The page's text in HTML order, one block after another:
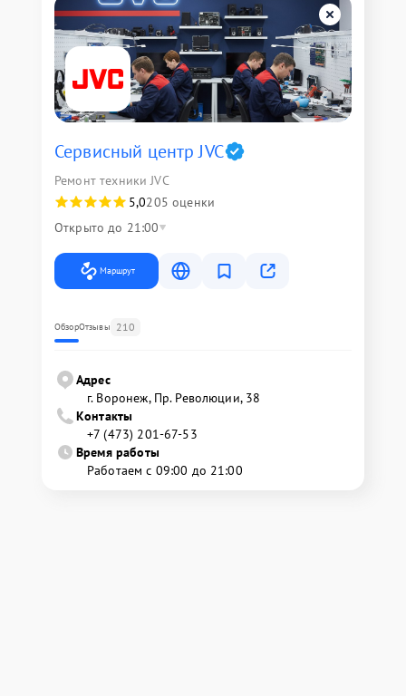
Сервисный центр JVC
Ремонт техники JVC
5,0205 оценки
Открыто до 21:00
Маршрут
ОбзорОтзывы 210
Адрес
г. Воронеж, Пр. Революции, 38
Контакты
+7 (473) 201-67-53
Время работы
Работаем с 09:00 до 21:00